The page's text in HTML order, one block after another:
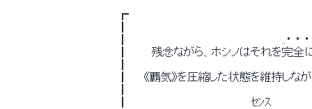
┏　　　　　　　　　　　　　　　　　　　　　　　　　　　　
┃　　　　　　　　　　　　　　　　　　　　..・ ・ ・ ・　　　
┃　　　残念ながら、ホシノはそれを完全には再現で
┃　　《覇気》を圧縮した状態を維持しながら、一
┃　　　　　　　　　　　　　　　　ｾﾝｽ　　　　　　　　　　